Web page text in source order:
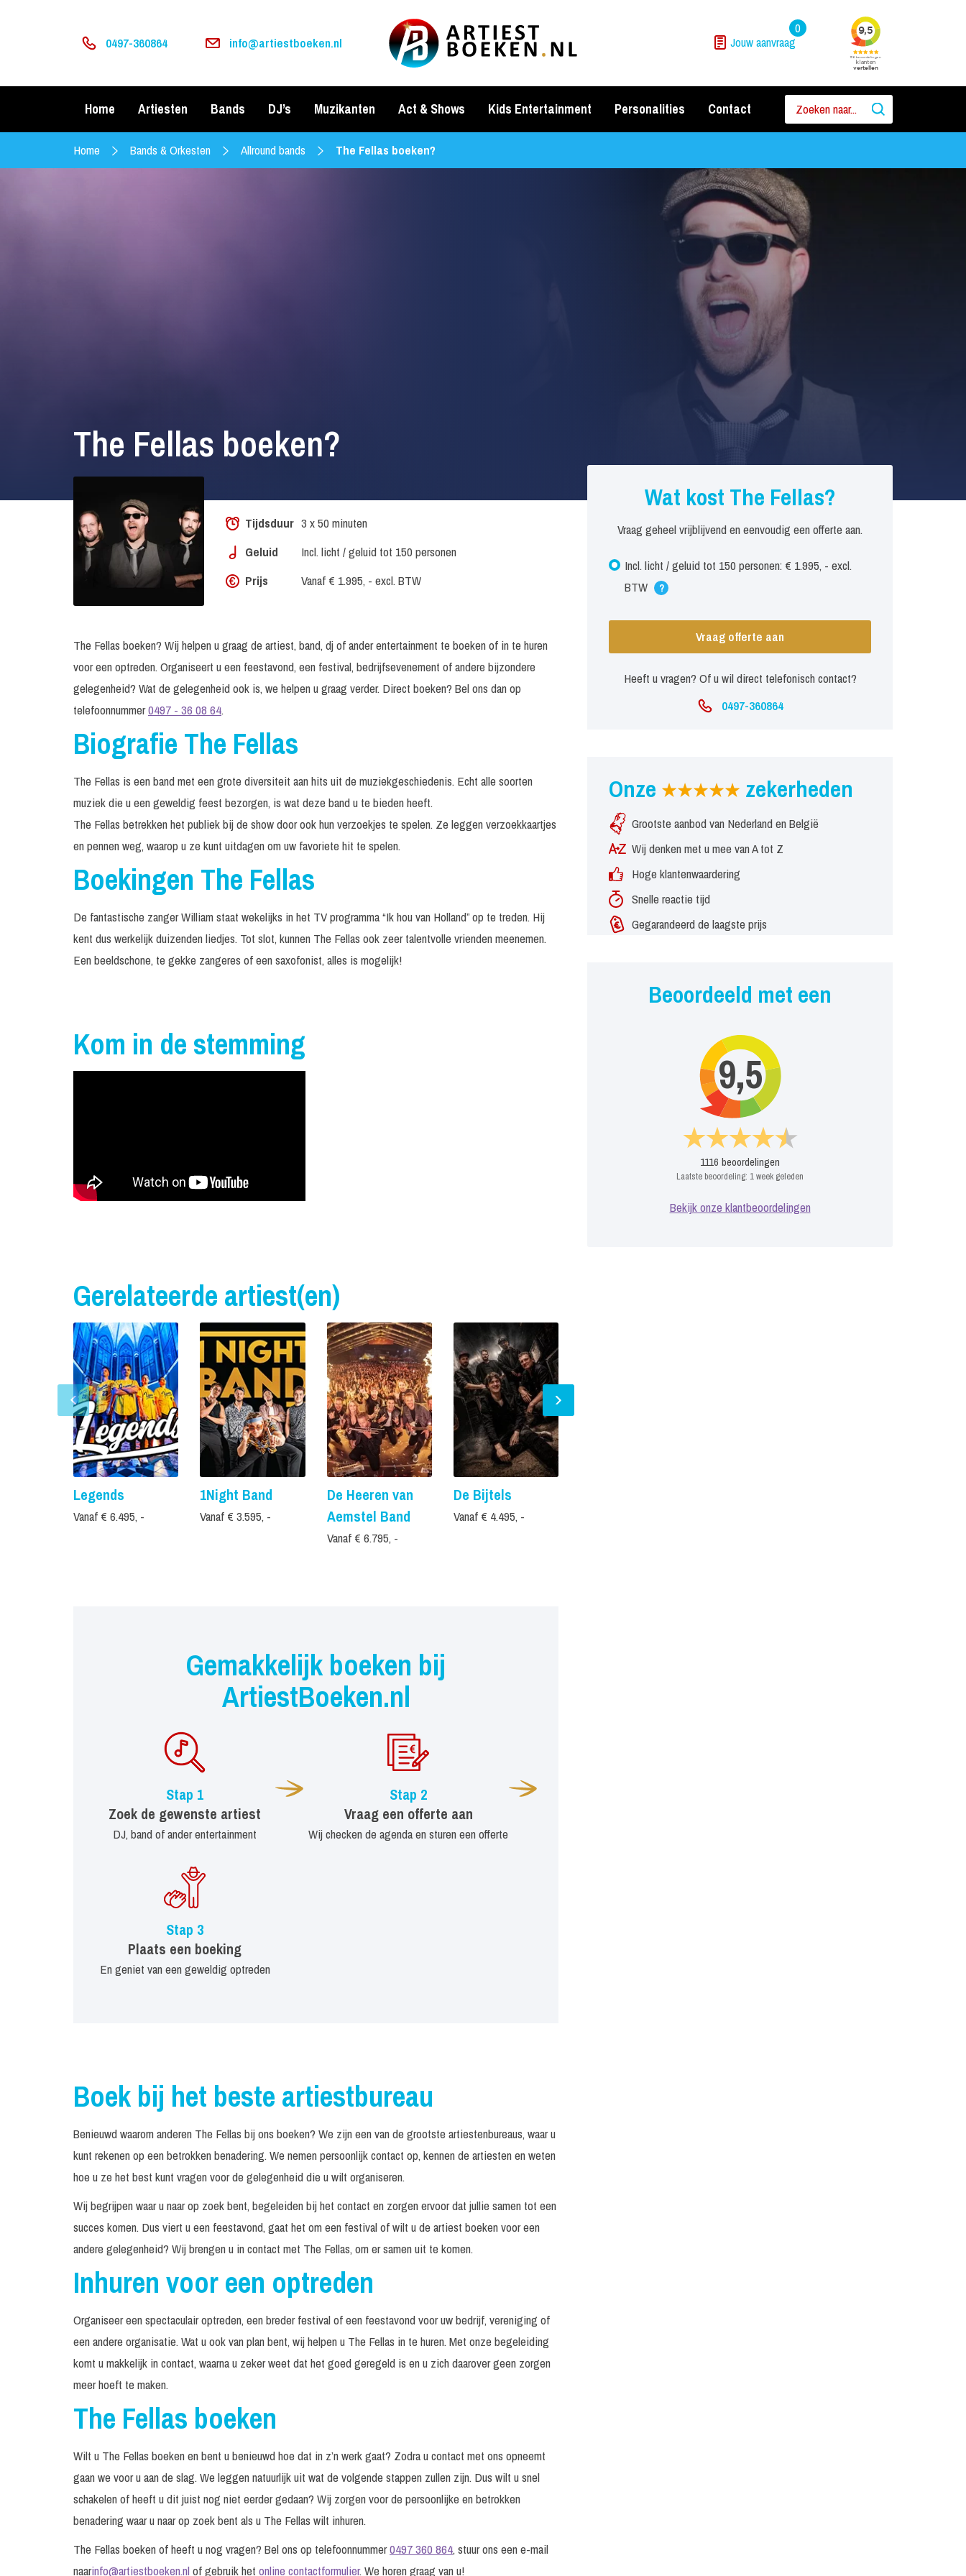
0497-360864 info@artiestboeken.nl Jouw aanvraag
0
Home Artiesten Bands DJ’s Muzikanten Act & Shows Kids Entertainment Personalities Contact
Home Bands & Orkesten Allround bands The Fellas boeken?
The Fellas boeken?
Tijdsduur 3 x 50 minuten
Geluid
Incl. licht / geluid tot 150 personen
Prijs
Vanaf € 1.995, - excl. BTW
The Fellas boeken? Wij helpen u graag de artiest, band, dj of ander entertainment te boeken of in te huren
voor een optreden. Organiseert u een feestavond, een festival, bedrijfsevenement of andere bijzondere
gelegenheid? Wat de gelegenheid ook is, we helpen u graag verder. Direct boeken? Bel ons dan op
telefoonnummer0497 - 36 08 64.
Biografie The Fellas
The Fellas is een band met een grote diversiteit aan hits uit de muziekgeschiedenis. Echt alle soorten
muziek die u een geweldig feest bezorgen, is wat deze band u te bieden heeft.
The Fellas betrekken het publiek bij de show door ook hun verzoekjes te spelen. Ze leggen verzoekkaartjes
en pennen weg, waarop u ze kunt uitdagen om uw favoriete hit te spelen.
Boekingen The Fellas
De fantastische zanger William staat wekelijks in het TV programma “Ik hou van Holland” op te treden. Hij
kent dus werkelijk duizenden liedjes. Tot slot, kunnen The Fellas ook zeer talentvolle vrienden meenemen.
Een beeldschone, te gekke zangeres of een saxofonist, alles is mogelijk!
Kom in de stemming
Wat kost The Fellas?
Vraag geheel vrijblijvend en eenvoudig een offerte aan.
Incl. licht / geluid tot 150 personen: € 1.995, - excl.
BTW
?
Vraag offerte aan
Heeft u vragen? Of u wil direct telefonisch contact?
0497-360864
Onze zekerheden
Grootste aanbod van Nederland en België
Wij denken met u mee van A tot Z
Hoge klantenwaardering
Snelle reactie tijd
Gegarandeerd de laagste prijs
Beoordeeld met een
9,5
1116 beoordelingen
Laatste beoordeling: 1 week geleden
Bekijk onze klantbeoordelingen
Gerelateerde artiest(en)
Legends
Vanaf € 6.495, -
1Night Band
Vanaf € 3.595, -
De Heeren van
Aemstel Band
Vanaf € 6.795, -
De Bijtels
Vanaf € 4.495, -
Gemakkelijk boeken bij
ArtiestBoeken.nl
Stap 1
Zoek de gewenste artiest
DJ, band of ander entertainment
Stap 2
Vraag een offerte aan
Wij checken de agenda en sturen een offerte
Stap 3
Plaats een boeking
En geniet van een geweldig optreden
Boek bij het beste artiestbureau
Benieuwd waarom anderen The Fellas bij ons boeken? We zijn een van de grootste artiestenbureaus, waar u
kunt rekenen op een betrokken benadering. We nemen persoonlijk contact op, kennen de artiesten en weten
hoe u ze het best kunt vragen voor de gelegenheid die u wilt organiseren.
Wij begrijpen waar u naar op zoek bent, begeleiden bij het contact en zorgen ervoor dat jullie samen tot een
succes komen. Dus viert u een feestavond, gaat het om een festival of wilt u de artiest boeken voor een
andere gelegenheid? Wij brengen u in contact met The Fellas, om er samen uit te komen.
Inhuren voor een optreden
Organiseer een spectaculair optreden, een breder festival of een feestavond voor uw bedrijf, vereniging of
een andere organisatie. Wat u ook van plan bent, wij helpen u The Fellas in te huren. Met onze begeleiding
komt u makkelijk in contact, waarna u zeker weet dat het goed geregeld is en u zich daarover geen zorgen
meer hoeft te maken.
The Fellas boeken
Wilt u The Fellas boeken en bent u benieuwd hoe dat in z’n werk gaat? Zodra u contact met ons opneemt
gaan we voor u aan de slag. We leggen natuurlijk uit wat de volgende stappen zullen zijn. Dus wilt u snel
schakelen of heeft u dit juist nog niet eerder gedaan? Wij zorgen voor de persoonlijke en betrokken
benadering waar u naar op zoek bent als u The Fellas wilt inhuren.
The Fellas boeken of heeft u nog vragen? Bel ons op telefoonnummer0497 360 864, stuur ons een e-mail
naarinfo@artiestboeken.nlof gebruik het online contactformulier. We horen graag van u!